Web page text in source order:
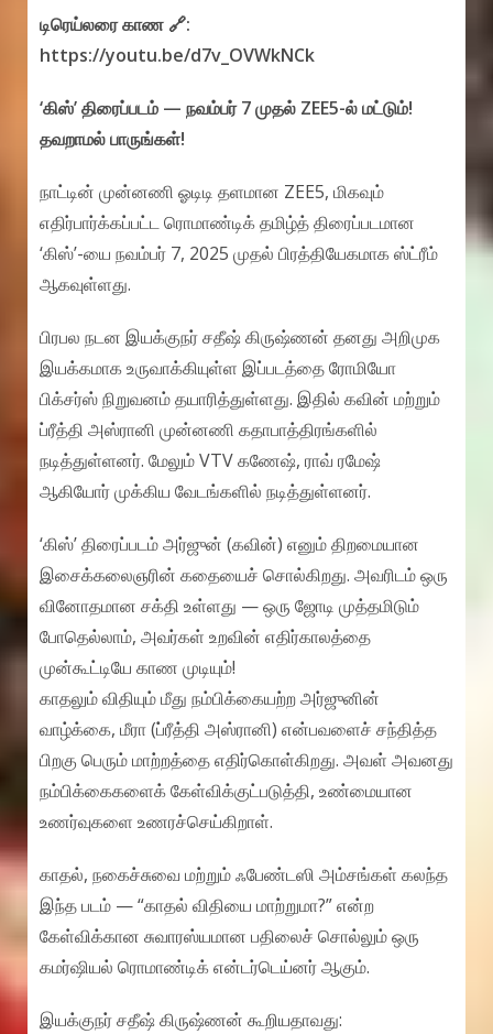
டிரெய்லரை காண 🔗:
https://youtu.be/d7v_OVWkNCk
‘கிஸ்’ திரைப்படம் — நவம்பர் 7 முதல் ZEE5-ல் மட்டும்!
தவறாமல் பாருங்கள்!
நாட்டின் முன்னணி ஓடிடி தளமான ZEE5, மிகவும்
எதிர்பார்க்கப்பட்ட ரொமாண்டிக் தமிழ்த் திரைப்படமான
‘கிஸ்’-யை நவம்பர் 7, 2025 முதல் பிரத்தியேகமாக ஸ்ட்ரீம்
ஆகவுள்ளது.
பிரபல நடன இயக்குநர் சதீஷ் கிருஷ்ணன் தனது அறிமுக
இயக்கமாக உருவாக்கியுள்ள இப்படத்தை ரோமியோ
பிக்சர்ஸ் நிறுவனம் தயாரித்துள்ளது. இதில் கவின் மற்றும்
ப்ரீத்தி அஸ்ரானி முன்னணி கதாபாத்திரங்களில்
நடித்துள்ளனர். மேலும் VTV கணேஷ், ராவ் ரமேஷ்
ஆகியோர் முக்கிய வேடங்களில் நடித்துள்ளனர்.
‘கிஸ்’ திரைப்படம் அர்ஜுன் (கவின்) எனும் திறமையான
இசைக்கலைஞரின் கதையைச் சொல்கிறது. அவரிடம் ஒரு
வினோதமான சக்தி உள்ளது — ஒரு ஜோடி முத்தமிடும்
போதெல்லாம், அவர்கள் உறவின் எதிர்காலத்தை
முன்கூட்டியே காண முடியும்!
காதலும் விதியும் மீது நம்பிக்கையற்ற அர்ஜுனின்
வாழ்க்கை, மீரா (ப்ரீத்தி அஸ்ரானி) என்பவளைச் சந்தித்த
பிறகு பெரும் மாற்றத்தை எதிர்கொள்கிறது. அவள் அவனது
நம்பிக்கைகளைக் கேள்விக்குட்படுத்தி, உண்மையான
உணர்வுகளை உணரச்செய்கிறாள்.
காதல், நகைச்சுவை மற்றும் ஃபேண்டஸி அம்சங்கள் கலந்த
இந்த படம் — “காதல் விதியை மாற்றுமா?” என்ற
கேள்விக்கான சுவாரஸ்யமான பதிலைச் சொல்லும் ஒரு
கமர்ஷியல் ரொமாண்டிக் என்டர்டெய்னர் ஆகும்.
இயக்குநர் சதீஷ் கிருஷ்ணன் கூறியதாவது: